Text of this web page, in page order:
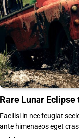
Rare Lunar Eclipse
Facilisi in nec feugiat
ante himenaeos eget